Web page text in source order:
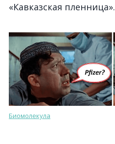
«Кавказская пленница».
Биомолекула